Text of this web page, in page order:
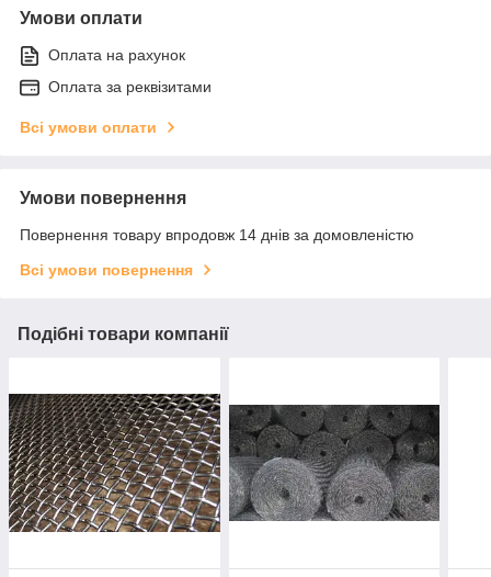
Умови оплати
Оплата на рахунок
Оплата за реквізитами
Всі умови оплати
Умови повернення
Повернення товару впродовж 14 днів за домовленістю
Всі умови повернення
Подібні товари компанії